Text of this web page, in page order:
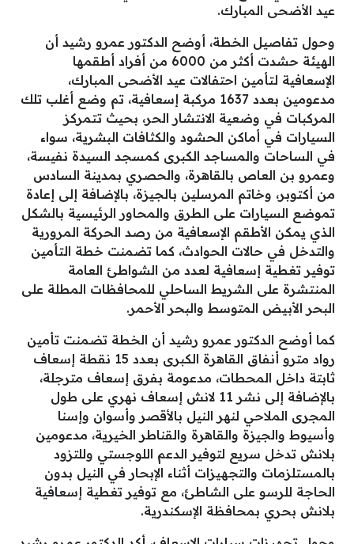
عيد الأضحى المبارك.
وحول تفاصيل الخطة، أوضح الدكتور عمرو رشيد أن
الهيئة حشدت أكثر من 6000 من أفراد أطقمها
الإسعافية لتأمين احتفالات عيد الأضحى المبارك،
مدعومين بعدد 1637 مركبة إسعافية، تم وضع أغلب تلك
المركبات في وضعية الانتشار الحر، بحيث تتمركز
السيارات في أماكن الحشود والكثافات البشرية، سواء
في الساحات والمساجد الكبرى كمسجد السيدة نفيسة،
وعمرو بن العاص بالقاهرة، والحصري بمدينة السادس
من أكتوبر، وخاتم المرسلين بالجيزة، بالإضافة إلى إعادة
تموضع السيارات على الطرق والمحاور الرئيسية بالشكل
الذي يمكن الأطقم الإسعافية من رصد الحركة المرورية
والتدخل في حالات الحوادث، كما تضمنت خطة التأمين
توفير تغطية إسعافية لعدد من الشواطئ العامة
المنتشرة على الشريط الساحلي للمحافظات المطلة على
البحر الأبيض المتوسط والبحر الأحمر.
كما أوضح الدكتور عمرو رشيد أن الخطة تضمنت تأمين
رواد مترو أنفاق القاهرة الكبرى بعدد 15 نقطة إسعاف
ثابتة داخل المحطات، مدعومة بفرق إسعاف مترجلة،
بالإضافة إلى نشر 11 لانش إسعاف نهري على طول
المجرى الملاحي لنهر النيل بالأقصر وأسوان وإسنا
وأسيوط والجيزة والقاهرة والقناطر الخيرية، مدعومين
بلانش تدخل سريع لتوفير الدعم اللوجستي وللتزود
بالمستلزمات والتجهيزات أثناء الإبحار في النيل بدون
الحاجة للرسو على الشاطئ، مع توفير تغطية إسعافية
بلانش بحري بمحافظة الإسكندرية.